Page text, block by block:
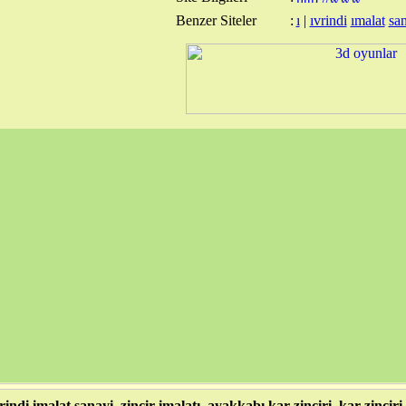
Benzer Siteler
: ı | ıvrindi ımalat